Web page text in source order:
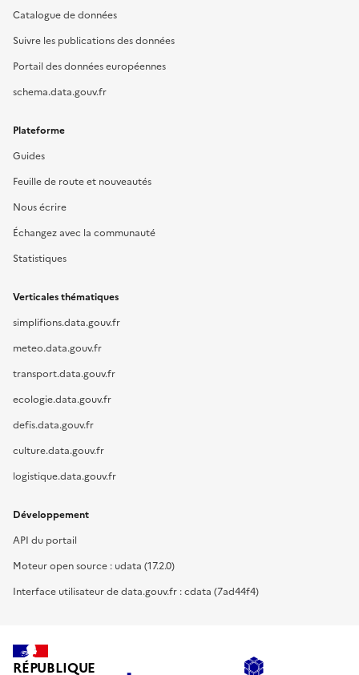
Catalogue de données
Suivre les publications des données
Portail des données européennes
schema.data.gouv.fr
Plateforme
Guides
Feuille de route et nouveautés
Nous écrire
Échangez avec la communauté
Statistiques
Verticales thématiques
simplifions.data.gouv.fr
meteo.data.gouv.fr
transport.data.gouv.fr
ecologie.data.gouv.fr
defis.data.gouv.fr
culture.data.gouv.fr
logistique.data.gouv.fr
Développement
API du portail
Moteur open source : udata (17.2.0)
Interface utilisateur de data.gouv.fr : cdata (7ad44f4)
RÉPUBLIQUE